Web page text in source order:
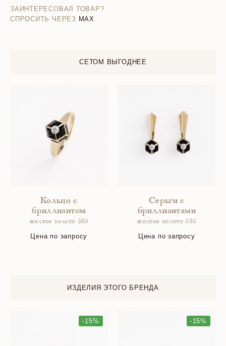
ЗАИНТЕРЕСОВАЛ ТОВАР?
СПРОСИТЬ ЧЕРЕЗ MAX
СЕТОМ ВЫГОДНЕЕ
Кольцо с
бриллиантом
желтое золото 585
Цена по запросу
Серьги с
бриллиантами
желтое золото 585
Цена по запросу
ИЗДЕЛИЯ ЭТОГО БРЕНДА
-15% -15%